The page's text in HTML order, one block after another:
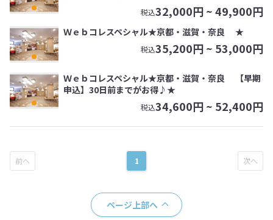
税込32,000円 ~49,900円
Ｗｅｂコレスペシャル★京都・滋賀・奈良 ★
税込35,200円 ~ 53,000円
Ｗｅｂコレスペシャル★京都・滋賀・奈良 【早期
申込】30日前までがお得♪★
税込34,600円 ~ 52,400円
1
ページ上部へ